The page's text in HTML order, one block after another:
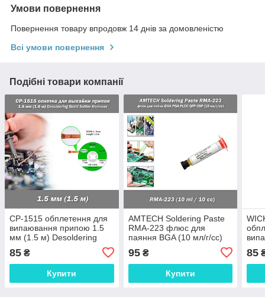
Умови повернення
Повернення товару впродовж 14 днів за домовленістю
Всі умови повернення
Подібні товари компанії
CP-1515 обплетення для
випаювання припою 1.5
мм (1.5 м) Desoldering
85 ₴
Купити
AMTECH Soldering Paste
RMA-223 флюс для
паяння BGA (10 мл/г/сс)
для безсвинцевого паяння
BGA PGA PLCC QFP CSP
Flux Durable BGA Boa
95₴
Купити
85